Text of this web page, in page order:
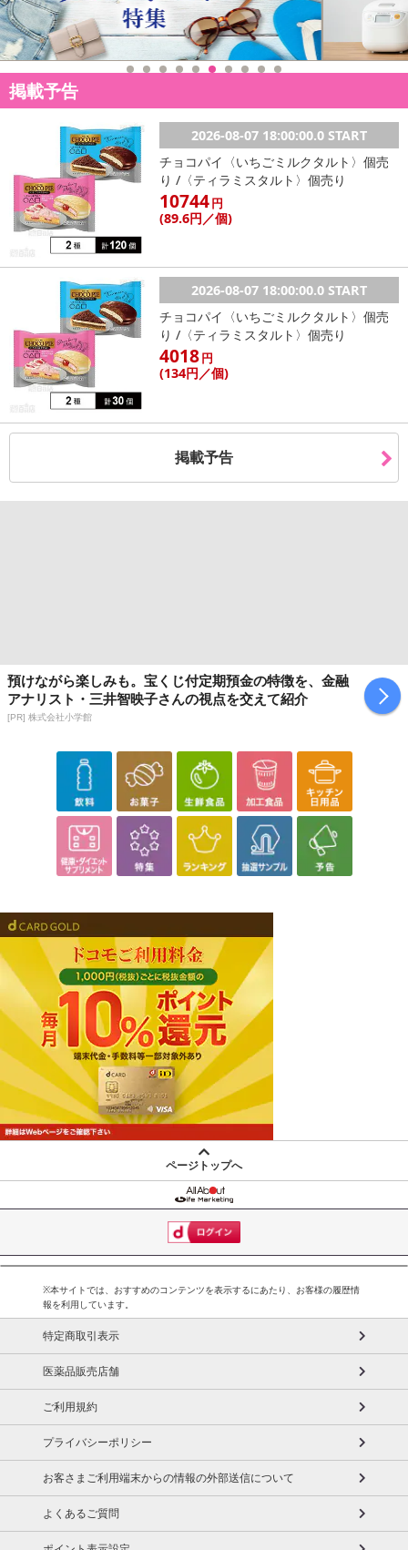
掲載予告
2026-08-07 18:00:00.0 START
チョコパイ〈いちごミルクタルト〉個売
り /〈ティラミスタルト〉個売り
10744円
(89.6円 ／個)
2026-08-07 18:00:00.0 START
チョコパイ〈いちごミルクタルト〉個売
り /〈ティラミスタルト〉個売り
4018円
(134円／個)
掲載予告
預けながら楽しみも。宝くじ付定期預金の特徴を、金融
アナリスト・三井智映子さんの視点を交えて紹介
[PR] 株式会社小学館
ページトップへ
※本サイトでは、おすすめのコンテンツを表示するにあたり、お客様の履歴情
報を利用しています。
特定商取引表示
医薬品販売店舗
ご利用規約
プライバシーポリシー
お客さまご利用端末からの情報の外部送信について
よくあるご質問